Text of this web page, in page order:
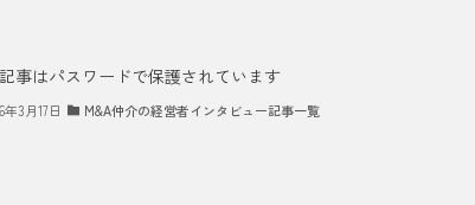
事はパスワードで保護されています
年3月17日 M&A仲介の経営者インタビュー記事一覧